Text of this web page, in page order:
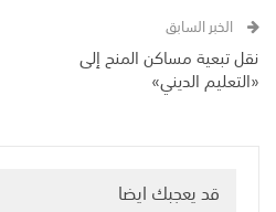
الخبر السابق
نقل تبعية مساكن المنح إلى
«التعليم الديني»
قد يعجبك ايضا